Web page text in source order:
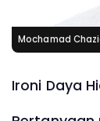
Mochamad
Ironi Daya